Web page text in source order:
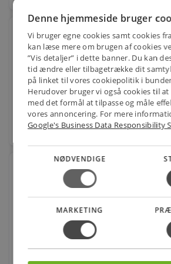
Øland eksentrisk reduktion
Nippel/Nippel RE
Varenr.:
153,00 kr.
stk.
REDUKTION LANG RLU 250 X
NIPPEL/NIPPEL
kr.
Denne hjemmeside bruger
Vi bruger egne cookies samt cookies
kan læse mere om brugen af cookies
”Vis detaljer” i dette banner. Du kan
tid ændre eller tilbagetrække dit
på linket til vores cookiepolitik i
Herudover bruger vi også cookies til
med det formål at tilpasse og måle
vores annoncering. For mere
Google's Business Data Responsibility
NØDVENDIGE
MARKETING